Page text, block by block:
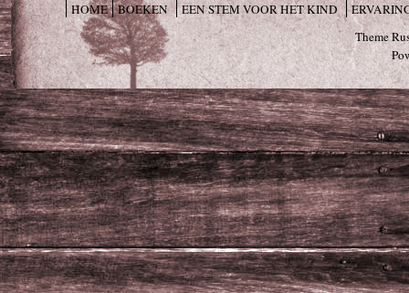
HOME BOEKEN EEN STEM VOOR HET KIND
Theme